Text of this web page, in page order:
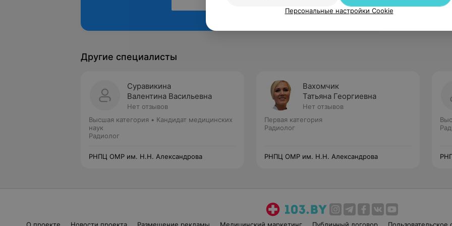
Другие специалисты
Суравикина
Валентина Васильевна
Нет отзывов
Высшая категория • Кандидат медицинских
наук
Радиолог
РНПЦ ОМР им. Н.Н. Александрова
Вахомчик
Татьяна Георгиевна
Нет отзывов
Первая категория
Радиолог
РНПЦ ОМР им. Н.Н. Александрова
Персональные настройки Cookie